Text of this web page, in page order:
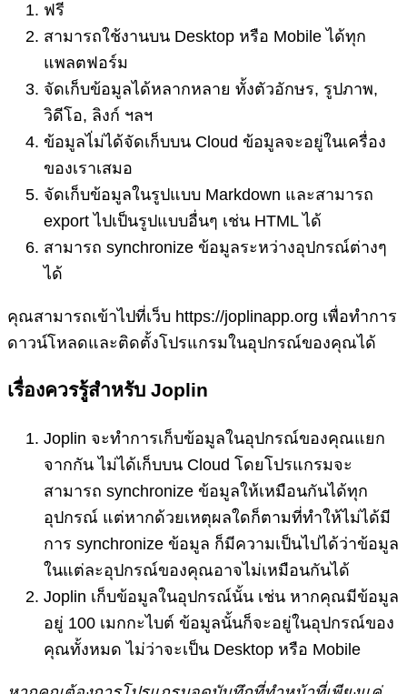
ฟรี
สามารถใช้งานบน Desktop หรือ Mobile ได้ทุก
แพลตฟอร์ม
จัดเก็บข้อมูลได้หลากหลาย ทั้งตัวอักษร, รูปภาพ,
วิดีโอ, ลิงก์ ฯลฯ
ข้อมูลไ่ม่ได้จัดเก็บบน Cloud ข้อมูลจะอยู่ในเครื่อง
ของเราเสมอ
จัดเก็บข้อมูลในรูปแบบ Markdown และสามารถ
export ไปเป็นรูปแบบอื่นๆ เช่น HTML ได้
สามารถ synchronize ข้อมูลระหว่างอุปกรณ์ต่างๆ
ได้
คุณสามารถเข้าไปที่เว็บ https://joplinapp.org เพื่อทำการ
ดาวน์โหลดและติดตั้งโปรแกรมในอุปกรณ์ของคุณได้
เรื่องควรรู้สำหรับ Joplin
Joplin จะทำการเก็บข้อมูลในอุปกรณ์ของคุณแยก
จากกัน ไม่ได้เก็บบน Cloud โดยโปรแกรมจะ
สามารถ synchronize ข้อมูลให้เหมือนกันได้ทุก
อุปกรณ์ แต่หากด้วยเหตุผลใดก็ตามที่ทำให้ไม่ได้มี
การ synchronize ข้อมูล ก็มีความเป็นไปได้ว่าข้อมูล
ในแต่ละอุปกรณ์ของคุณอาจไม่เหมือนกันได้
Joplin เก็บข้อมูลในอุปกรณ์นั้น เช่น หากคุณมีข้อมูล
อยู่ 100 เมกกะไบต์ ข้อมูลนั้นก็จะอยู่ในอุปกรณ์ของ
คุณทั้งหมด ไม่ว่าจะเป็น Desktop หรือ Mobile